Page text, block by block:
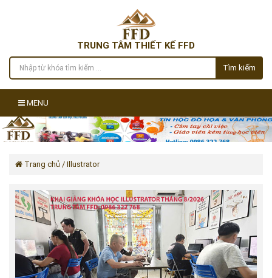
TRUNG TÂM THIẾT KẾ FFD
Tìm kiếm
MENU
Trang chủ / Illustrator